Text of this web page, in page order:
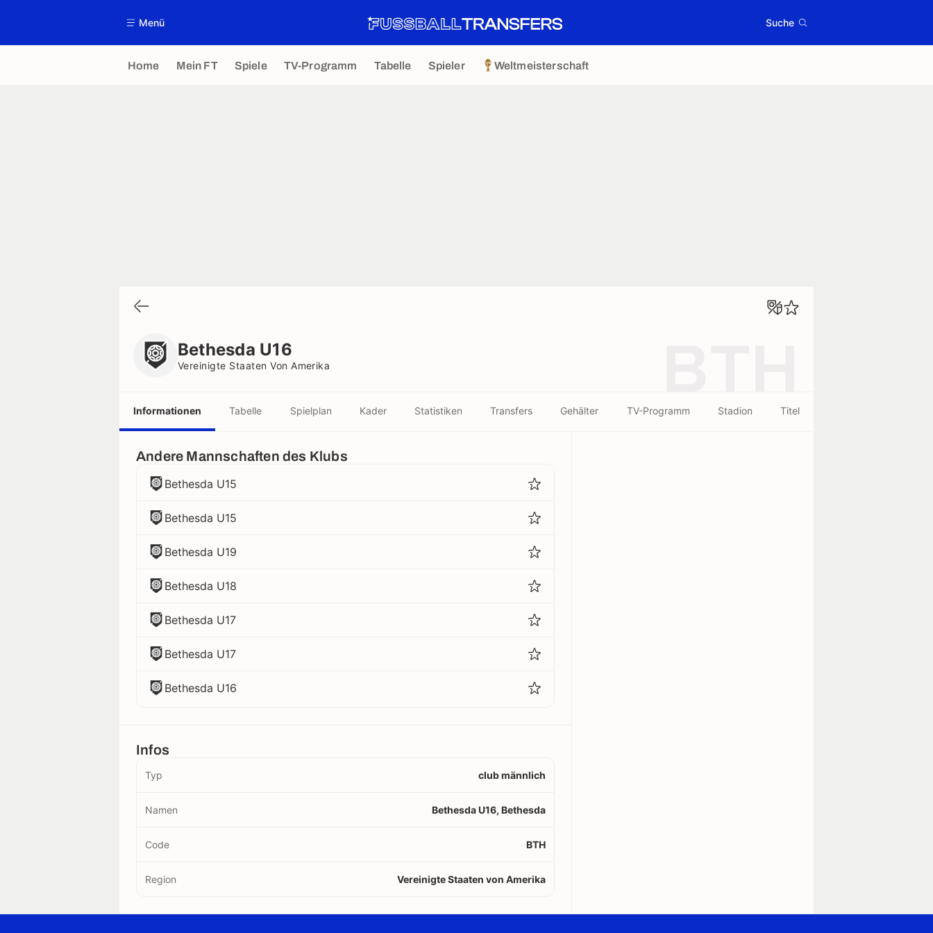
Menü Suche
Home Mein FT Spiele TV-Programm Tabelle Spieler Weltmeisterschaft
Bethesda U16
Vereinigte Staaten Von Amerika
Informationen Tabelle Spielplan Kader Statistiken Transfers Gehälter TV-Programm Stadion Titel
Andere Mannschaften des Klubs
Bethesda U15
Bethesda U15
Bethesda U19
Bethesda U18
Bethesda U17
Bethesda U17
Bethesda U16
Infos
Typ club männlich
Namen Bethesda U16, Bethesda
Code BTH
Region Vereinigte Staaten von Amerika